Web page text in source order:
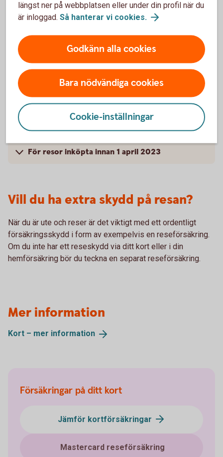
Kompletterande kortförsäkring – Bankkort
Mastercard
För vem gäller försäkringen? – Bankkort
Mastercard
Villkor – Bankkort Mastercard
Skadeanmälan och kontaktvägar
För resor inköpta innan 1 april 2023
Vill du ha extra skydd på resan?
När du är ute och reser är det viktigt med ett ordentligt
försäkringsskydd i form av exempelvis en reseförsäkring.
Om du inte har ett reseskydd via ditt kort eller i din
hemförsäkring bör du teckna en separat reseförsäkring.
Mer information
Kort – mer information
Försäkringar på ditt kort
Jämför kortförsäkringar
Mastercard reseförsäkring
längst ner på webbplatsen eller under din profil när du
är inloggad. Så hanterar vi cookies.
Godkänn alla cookies
Bara nödvändiga cookies
Cookie-inställningar